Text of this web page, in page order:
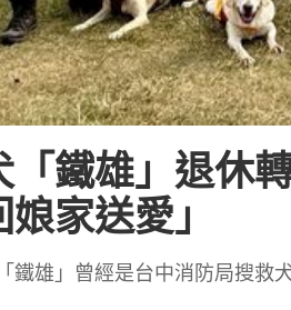
「鐵雄」退休
家送愛」
鐵雄」曾經是台中消防局搜救